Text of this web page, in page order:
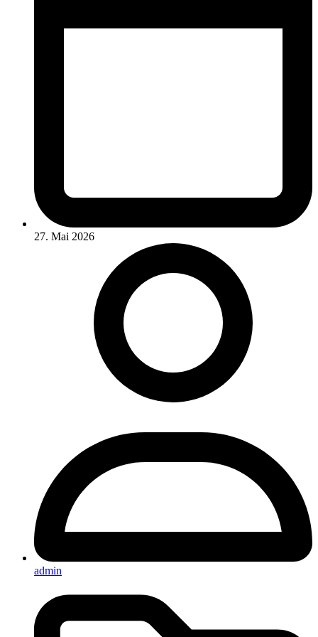
27. Mai 2026
admin